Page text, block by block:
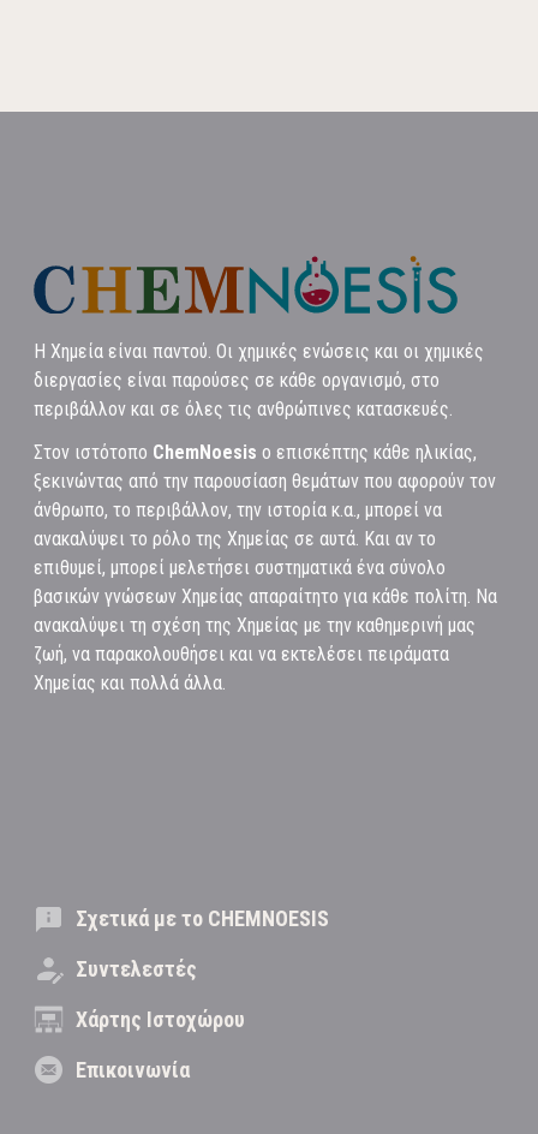
Η Χημεία είναι παντού. Οι χημικές ενώσεις και οι χημικές
διεργασίες είναι παρούσες σε κάθε οργανισμό, στο
περιβάλλον και σε όλες τις ανθρώπινες κατασκευές.
Στον ιστότοπο ChemNoesis ο επισκέπτης κάθε ηλικίας,
ξεκινώντας από την παρουσίαση θεμάτων που αφορούν τον
άνθρωπο, το περιβάλλον, την ιστορία κ.α., μπορεί να
ανακαλύψει το ρόλο της Χημείας σε αυτά. Και αν το
επιθυμεί, μπορεί μελετήσει συστηματικά ένα σύνολο
βασικών γνώσεων Χημείας απαραίτητο για κάθε πολίτη. Να
ανακαλύψει τη σχέση της Χημείας με την καθημερινή μας
ζωή, να παρακολουθήσει και να εκτελέσει πειράματα
Χημείας και πολλά άλλα.
Σχετικά με το CHEMNOESIS
Συντελεστές
Χάρτης Ιστοχώρου
Επικοινωνία